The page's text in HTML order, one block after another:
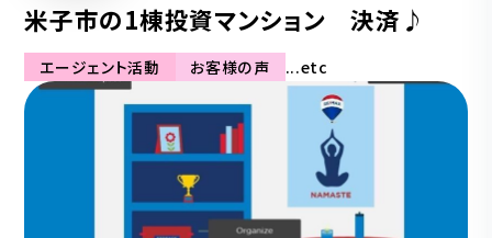
米子市の1棟投資マンション 決済♪
エージェント活動 お客様の声 ...etc